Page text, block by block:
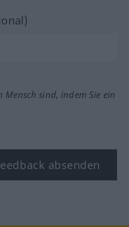
Mensch sind, indem Sie ein
absenden